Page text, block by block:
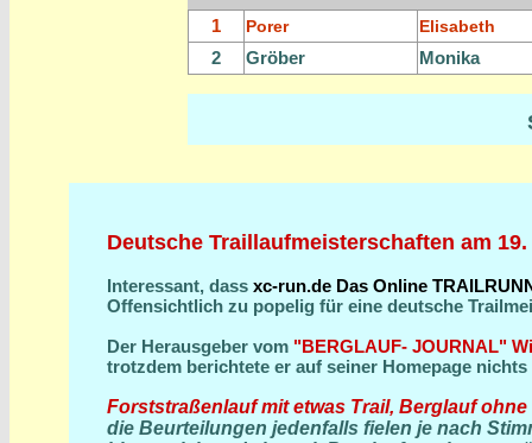
1
Porer Elisabeth
2 Gröber Monika
Deutsche Traillaufmeisterschaften am
Interessant, dass xc-run.de Das Online
Offensichtlich zu popelig für eine deutsche
Der Herausgeber vom "BERGLAUF- JOURNAL"
trotzdem berichtete er auf seiner Homepage
Forststraßenlauf mit etwas Trail, Berglauf
die Beurteilungen jedenfalls fielen je nach